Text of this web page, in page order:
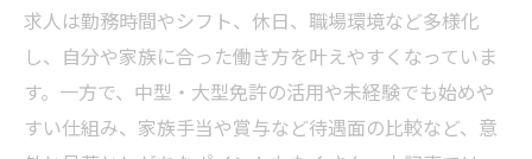
求人は勤務時間やシフト、休日、職場環境など多様化
し、自分や家族に合った働き方を叶えやすくなっていま
す。一方で、中型・大型免許の活用や未経験でも始めや
すい仕組み、家族手当や賞与など待遇面の比較など、意